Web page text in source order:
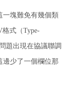
一塊難免有幾個類
式（Type-
題出現在協議聯調
邊少了一個欄位那